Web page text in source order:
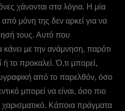
χάνονται στα λόγια. H μία
από μόνη της δεν αρκεί για να
τους. Αυτό που
κάνει με την ανάμνηση, παρότι
το προκαλεί. Ό,τι μπορεί,
από το παρελθόν, όσο
μπορεί να είναι, όσο πιο
Κάποια πράγματα